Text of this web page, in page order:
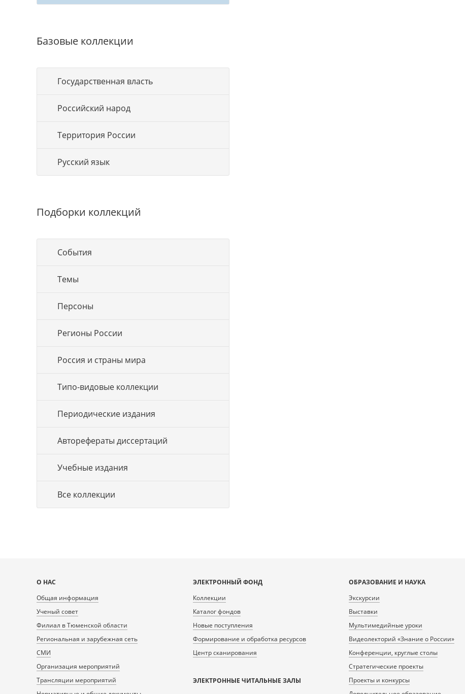
Базовые коллекции
Государственная власть
Российский народ
Территория России
Русский язык
Подборки коллекций
События
Темы
Персоны
Регионы России
Россия и страны мира
Типо-видовые коллекции
Периодические издания
Авторефераты диссертаций
Учебные издания
Все коллекции
Карта
сайта
О НАС
Общая информация
Ученый совет
Филиал в Тюменской области
Региональная и зарубежная сеть
СМИ
Организация мероприятий
Трансляции мероприятий
ЭЛЕКТРОННЫЙ ФОНД
Коллекции
Каталог фондов
Новые поступления
Формирование и обработка ресурсов
Центр сканирования
ЭЛЕКТРОННЫЕ ЧИТАЛЬНЫЕ ЗАЛЫ
ОБРАЗОВАНИЕ И НАУКА
Экскурсии
Выставки
Мультимедийные уроки
Видеолекторий «Знание о России»
Конференции, круглые столы
Стратегические проекты
Проекты и конкурсы